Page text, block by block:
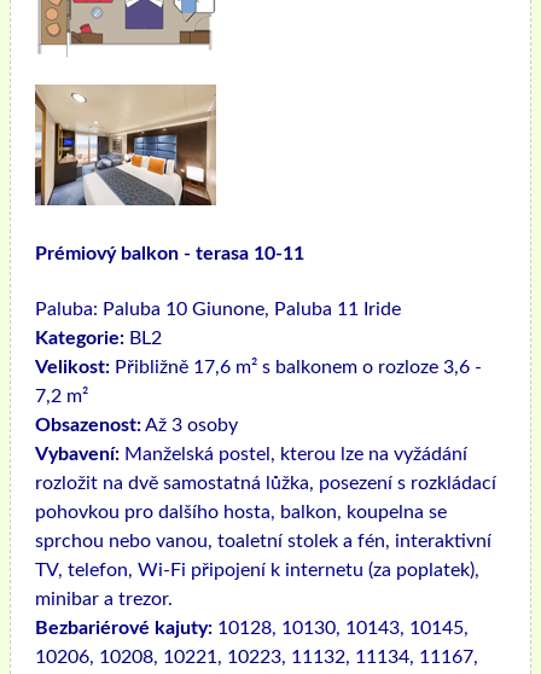
Prémiový balkon - terasa 10-11
Paluba: Paluba 10 Giunone, Paluba 11 Iride
Kategorie: BL2
Velikost: Přibližně 17,6 m² s balkonem o rozloze 3,6 -
7,2 m²
Obsazenost:Až 3 osoby
Vybavení: Manželská postel, kterou lze na vyžádání
rozložit na dvě samostatná lůžka, posezení s rozkládací
pohovkou pro dalšího hosta, balkon, koupelna se
sprchou nebo vanou, toaletní stolek a fén, interaktivní
TV, telefon, Wi-Fi připojení k internetu (za poplatek),
minibar a trezor.
Bezbariérové ​​kajuty: 10128, 10130, 10143, 10145,
10206, 10208, 10221, 10223, 11132, 11134, 11167,